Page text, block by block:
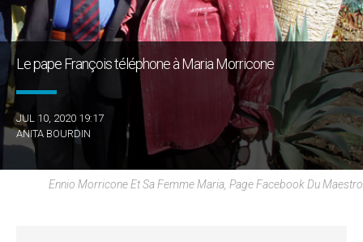
Le pape François téléphone à Maria Morricone
JUL 10, 2020 19:17
ANITA BOURDIN
Ennio Morricone Et Sa Femme Maria, Page Facebook Du Maestro